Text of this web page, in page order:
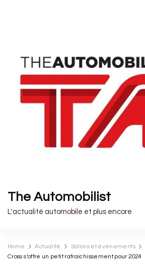
The Automobilist
L'actualité automobile et plus encore
Home Actualité Salons et événements
Cross s’offre un petit rafraichissement pour 2024